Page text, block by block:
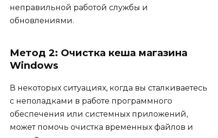
неправильной работой службы и
обновлениями.
Метод 2: Очистка кеша магазина
Windows
В некоторых ситуациях, когда вы сталкиваетесь
с неполадками в работе программного
обеспечения или системных приложений,
может помочь очистка временных файлов и